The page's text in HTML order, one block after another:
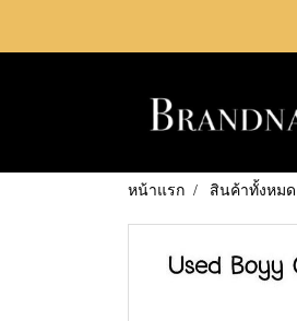
หน้าแรก สินค้าทั้งหมด